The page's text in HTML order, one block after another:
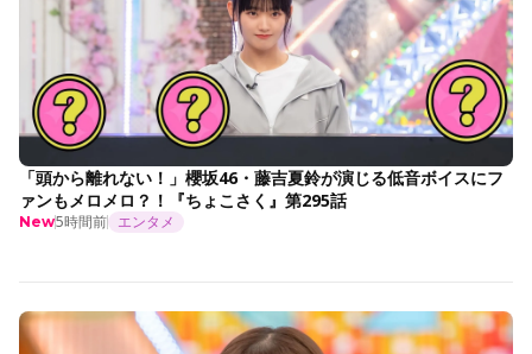
「頭から離れない！」櫻坂46・藤吉夏鈴が演じる低音ボイスにフ
ァンもメロメロ？！『ちょこさく』第295話
New5時間前 エンタメ